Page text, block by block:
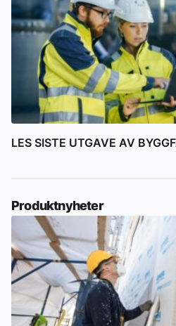
LES SISTE UTGAVE AV
Produktnyheter